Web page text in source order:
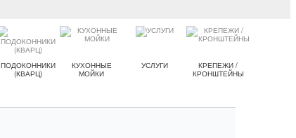
ПОДОКОННИКИ
(КВАРЦ)
КУХОННЫЕ
МОЙКИ
УСЛУГИ
КРЕПЕЖИ /
КРОНШТЕЙНЫ